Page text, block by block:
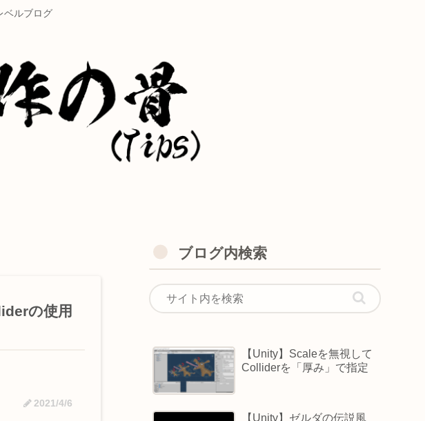
ベルブログ
の使用
2021/4/6
ブログ内検索
【Unity】Scaleを無視して
Colliderを「厚み」で指定
【Unity】ゼルダの伝説風